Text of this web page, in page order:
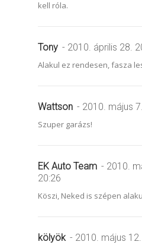
kell róla.
Tony - 2010. április 28.
Alakul ez rendesen, fasza
Wattson - 2010. május
Szuper garázs!
EK Auto Team - 2010.
20:26
Köszi, Neked is szépen
kölyök - 2010. május